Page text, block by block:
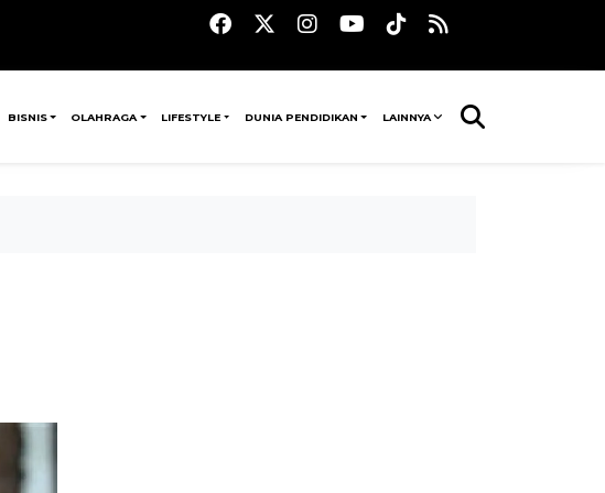
BISNIS OLAHRAGA LIFESTYLE DUNIA PENDIDIKAN LAINNYA